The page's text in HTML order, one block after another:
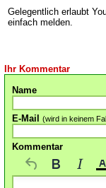
Gelegentlich erlaubt
einfach melden.
Ihr Kommentar
Name
E-Mail (wird in keinem
Kommentar